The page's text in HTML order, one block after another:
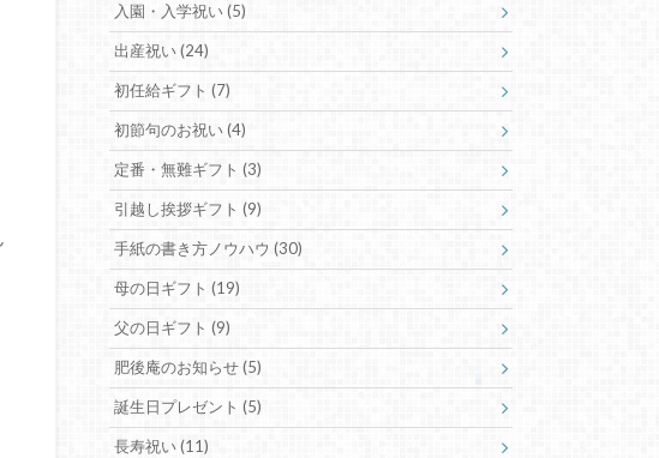
入園・入学祝い(5)
出産祝い(24)
初任給ギフト (7)
初節句のお祝い (4)
定番・無難ギフト (3)
引越し挨拶ギフト (9)
手紙の書き方ノウハウ (30)
母の日ギフト (19)
父の日ギフト (9)
肥後庵のお知らせ(5)
誕生日プレゼント (5)
長寿祝い(11)